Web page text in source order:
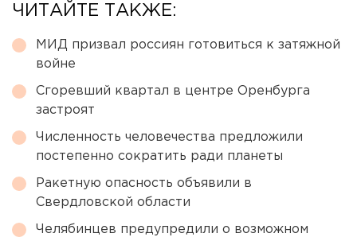
ЧИТАЙТЕ ТАКЖЕ:
МИД призвал россиян готовиться к затяжной
войне
Сгоревший квартал в центре Оренбурга
застроят
Численность человечества предложили
постепенно сократить ради планеты
Ракетную опасность объявили в
Свердловской области
Челябинцев предупредили о возможном